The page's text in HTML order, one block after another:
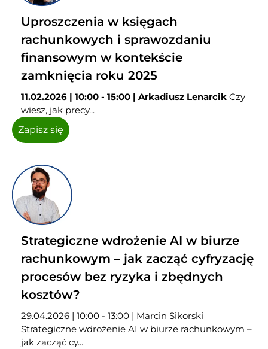
Uproszczenia w księgach
rachunkowych i sprawozdaniu
finansowym w kontekście
zamknięcia roku 2025
11.02.2026 | 10:00 - 15:00 | Arkadiusz Lenarcik Czy
wiesz, jak precy...
Zapisz się
Strategiczne wdrożenie AI w biurze
rachunkowym – jak zacząć cyfryzację
procesów bez ryzyka i zbędnych
kosztów?
29.04.2026 | 10:00 - 13:00 | Marcin Sikorski
Strategiczne wdrożenie AI w biurze rachunkowym –
jak zacząć cy...